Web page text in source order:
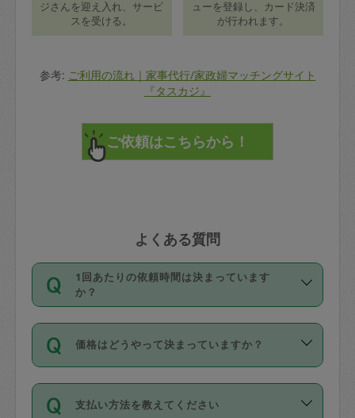
ジさんを迎え入れ、サービ
スを受ける。
ューを登録し、カード決済
が行われます。
参考: ご利用の流れ｜家事代行/家政婦マッチングサイト
『タスカジ』
よくある質問
1回あたりの依頼時間は決まっています
か？
依頼1回につき3時間固定です。3時間を
超えて依頼したい場合は、延長機能をご
利用ください。機能をご利用いただくに
の上事前申請することが必要です。な
価格はどうやって決まっていますか？
11種類の価格帯の中からタスカジさん自
身が価格を選んで設定しています。
支払い方法を教えてください